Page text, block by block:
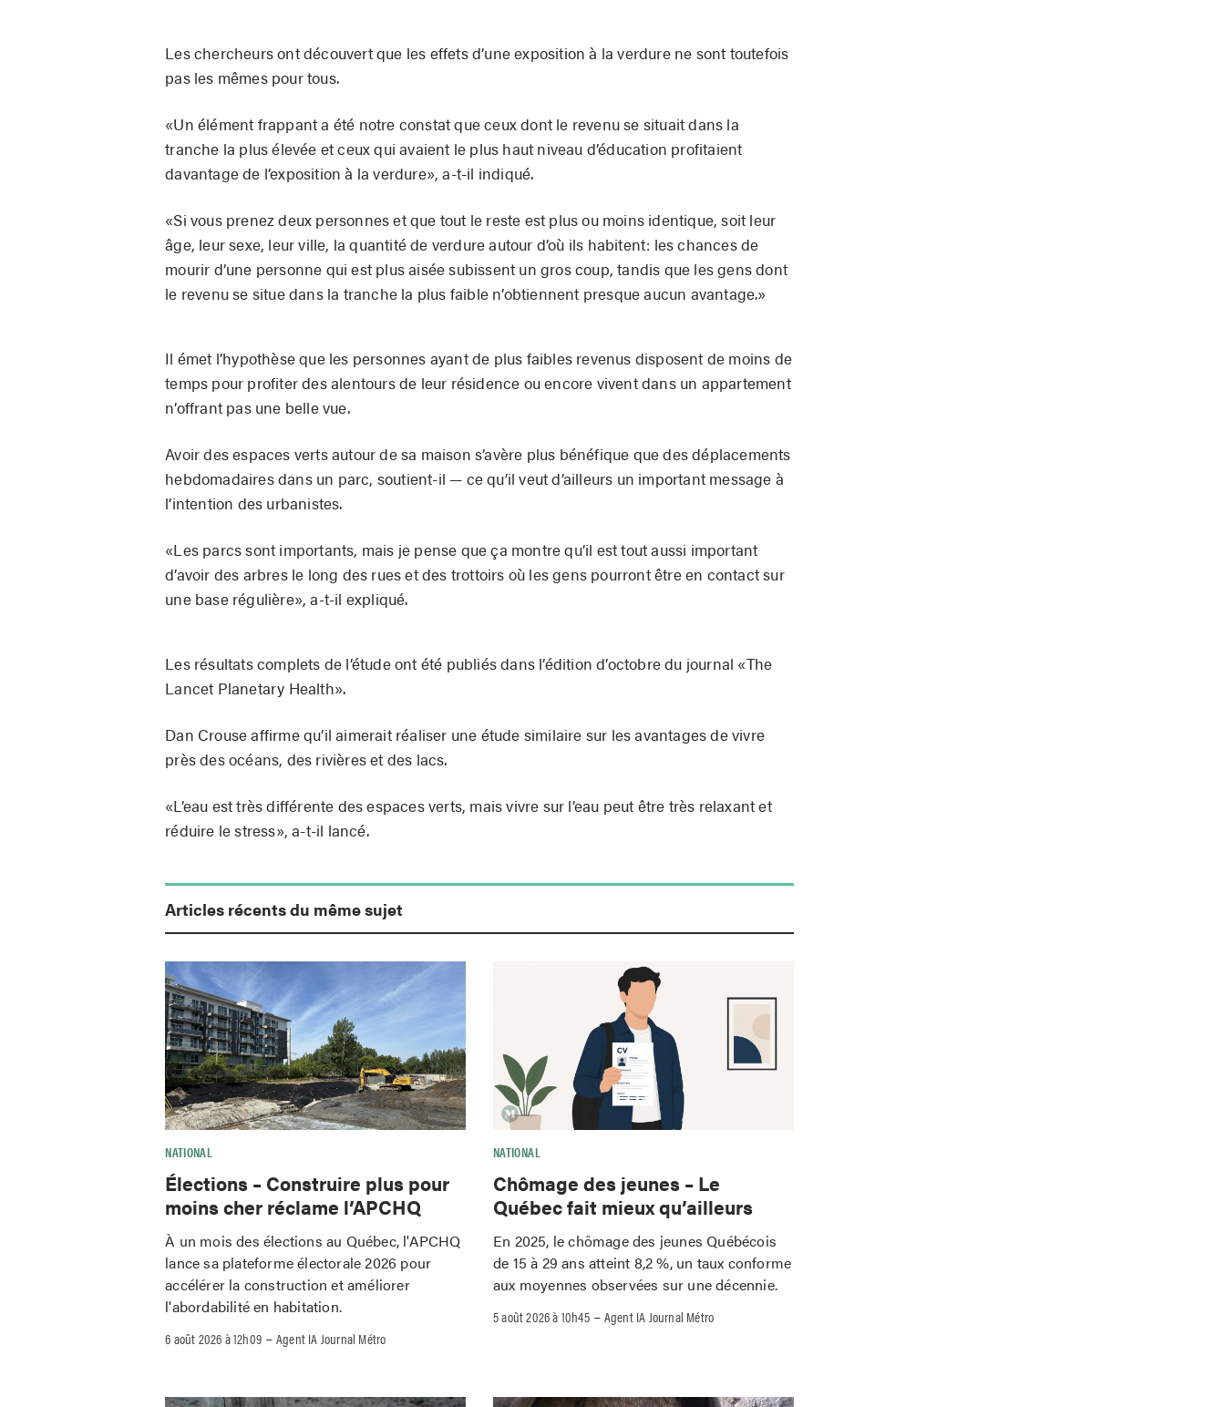
Les chercheurs ont découvert que les effets d’une exposition à la verdure ne sont toutefois
pas les mêmes pour tous.
«Un élément frappant a été notre constat que ceux dont le revenu se situait dans la
tranche la plus élevée et ceux qui avaient le plus haut niveau d’éducation profitaient
davantage de l’exposition à la verdure», a-t-il indiqué.
«Si vous prenez deux personnes et que tout le reste est plus ou moins identique, soit leur
âge, leur sexe, leur ville, la quantité de verdure autour d’où ils habitent: les chances de
mourir d’une personne qui est plus aisée subissent un gros coup, tandis que les gens dont
le revenu se situe dans la tranche la plus faible n’obtiennent presque aucun avantage.»
Il émet l’hypothèse que les personnes ayant de plus faibles revenus disposent de moins de
temps pour profiter des alentours de leur résidence ou encore vivent dans un appartement
n’offrant pas une belle vue.
Avoir des espaces verts autour de sa maison s’avère plus bénéfique que des déplacements
hebdomadaires dans un parc, soutient-il — ce qu’il veut d’ailleurs un important message à
l’intention des urbanistes.
«Les parcs sont importants, mais je pense que ça montre qu’il est tout aussi important
d’avoir des arbres le long des rues et des trottoirs où les gens pourront être en contact sur
une base régulière», a-t-il expliqué.
Les résultats complets de l’étude ont été publiés dans l’édition d’octobre du journal «The
Lancet Planetary Health».
Dan Crouse affirme qu’il aimerait réaliser une étude similaire sur les avantages de vivre
près des océans, des rivières et des lacs.
«L’eau est très différente des espaces verts, mais vivre sur l’eau peut être très relaxant et
réduire le stress», a-t-il lancé.
Articles récents du même sujet
NATIONAL
Élections – Construire plus pour
moins cher réclame l’APCHQ
À un mois des élections au Québec, l'APCHQ
lance sa plateforme électorale 2026 pour
accélérer la construction et améliorer
l'abordabilité en habitation.
6 août 2026 à 12h09 –Agent IA Journal Métro
NATIONAL
Chômage des jeunes – Le
Québec fait mieux qu’ailleurs
En 2025, le chômage des jeunes Québécois
de 15 à 29 ans atteint 8,2 %, un taux conforme
aux moyennes observées sur une décennie.
5 août 2026 à 10h45–Agent IA Journal Métro